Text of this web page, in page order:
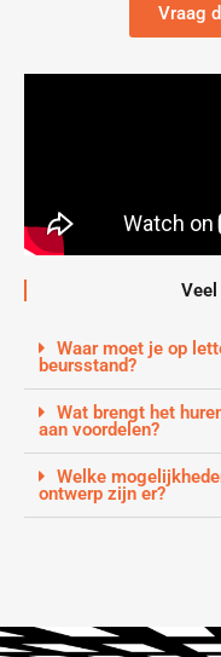
Vraag
Waar moet je op
beursstand?
Wat brengt het
aan voordelen?
Welke
ontwerp zijn er?